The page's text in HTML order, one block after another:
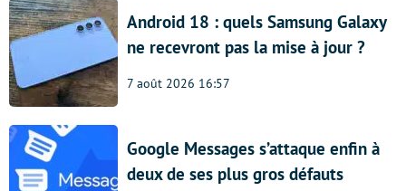
Android 18 : quels Samsung Galaxy
ne recevront pas la mise à jour ?
7 août 2026 16:57
Google Messages s’attaque enfin à
deux de ses plus gros défauts